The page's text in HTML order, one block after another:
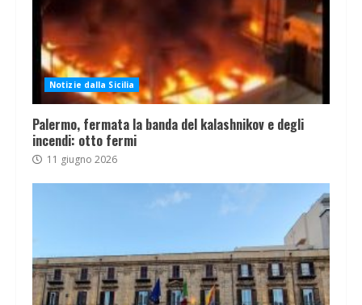
Notizie dalla Sicilia
Palermo, fermata la banda del kalashnikov e degli
incendi: otto fermi
11 giugno 2026